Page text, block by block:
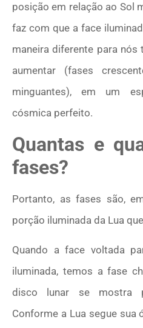
posição em relação ao Sol
faz com que a face
maneira diferente para
aumentar (fases
minguantes), em um
cósmica perfeito.
Quantas e
fases?
Portanto, as fases são,
porção iluminada da Lua
Quando a face voltada
iluminada, temos a fase
disco lunar se mostra
Conforme a Lua segue sua